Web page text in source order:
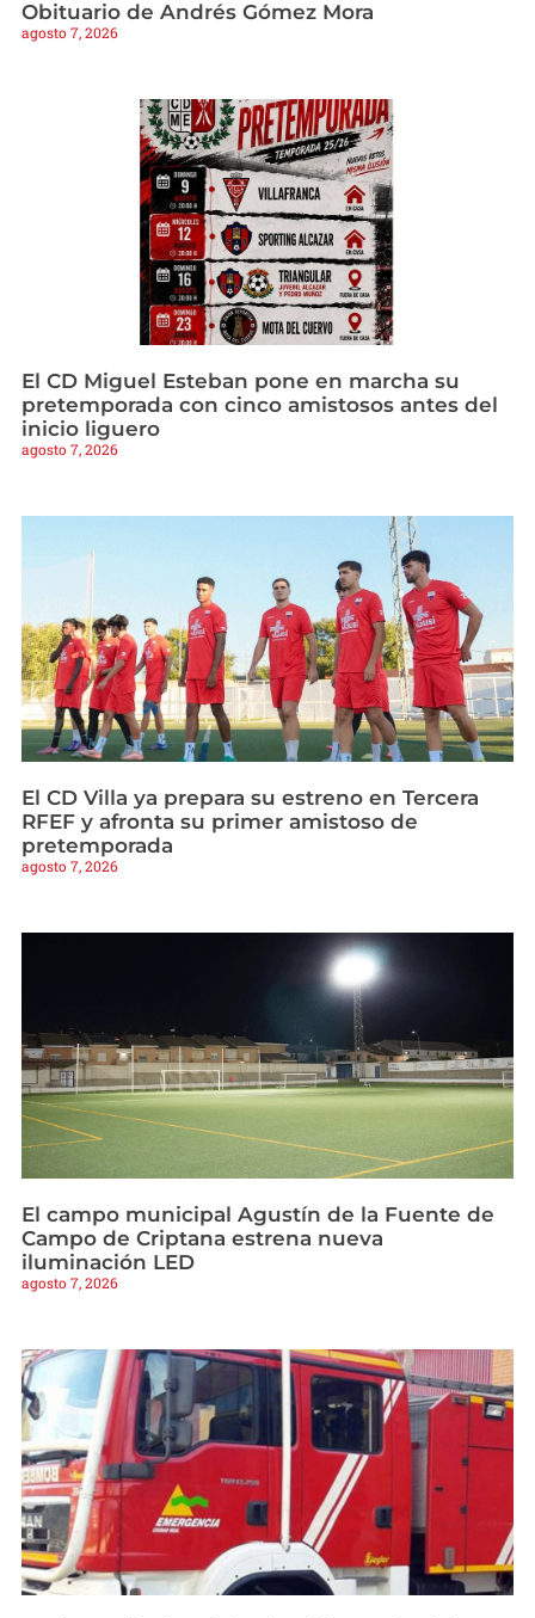
Obituario de Andrés Gómez Mora
agosto 7, 2026
El CD Miguel Esteban pone en marcha su
pretemporada con cinco amistosos antes del
inicio liguero
agosto 7, 2026
El CD Villa ya prepara su estreno en Tercera
RFEF y afronta su primer amistoso de
pretemporada
agosto 7, 2026
El campo municipal Agustín de la Fuente de
Campo de Criptana estrena nueva
iluminación LED
agosto 7, 2026